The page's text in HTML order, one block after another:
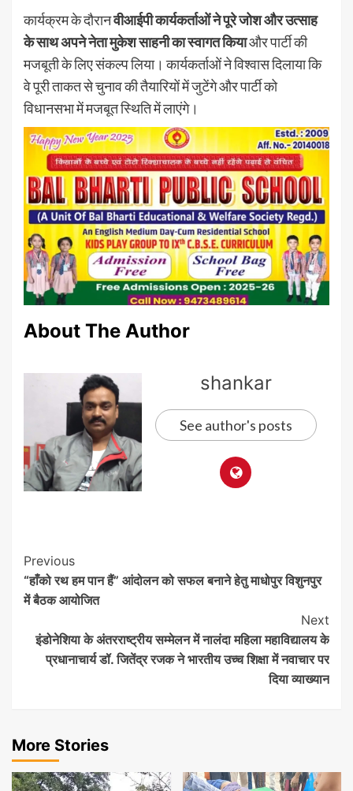
कार्यक्रम के दौरानवीआईपी कार्यकर्ताओं ने पूरे जोश और उत्साह
के साथ अपने नेता मुकेश साहनी का स्वागत कियाऔर पार्टी की
मजबूती के लिए संकल्प लिया। कार्यकर्ताओं ने विश्वास दिलाया कि
वे पूरी ताकत से चुनाव की तैयारियों में जुटेंगे और पार्टी को
विधानसभा में मजबूत स्थिति में लाएंगे।
About The Author
shankar
See author's posts
Post
Navigation
Previous
“हाँको रथ हम पान हैं” आंदोलन को सफल बनाने हेतु माधोपुर विशुनपुर
में बैठक आयोजित
Next
इंडोनेशिया के अंतरराष्ट्रीय सम्मेलन में नालंदा महिला महाविद्यालय के
प्रधानाचार्य डॉ. जितेंद्र रजक ने भारतीय उच्च शिक्षा में नवाचार पर
दिया व्याख्यान
More Stories